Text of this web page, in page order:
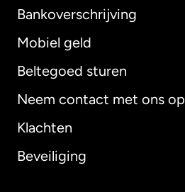
Bankoverschrijving
Mobiel geld
Beltegoed sturen
Neem contact met ons op
Klachten
Beveiliging